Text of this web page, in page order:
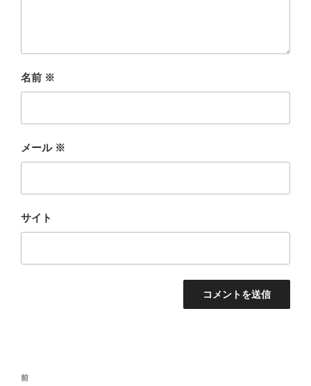
名前 ※
メール ※
サイト
投
前
前